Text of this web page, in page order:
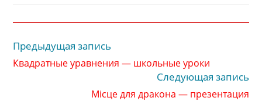
Читать
статьи
Предыдущая запись
Квадратные уравнения — школьные уроки
Следующая запись
Місце для дракона — презентация